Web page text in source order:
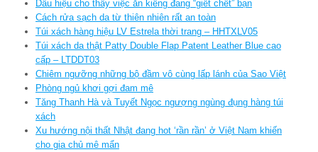
Dấu hiệu cho thấy việc ăn kiêng đang “giết chết” bạn
Cách rửa sạch da từ thiên nhiên rất an toàn
Túi xách hàng hiệu LV Estrela thời trang – HHTXLV05
Túi xách da thật Patty Double Flap Patent Leather Blue cao
cấp – LTDDT03
Chiêm ngưỡng những bộ đầm vô cùng lấp lánh của Sao Việt
Phòng ngủ khơi gợi đam mê
Tăng Thanh Hà và Tuyết Ngọc ngượng ngùng đụng hàng túi
xách
Xu hướng nội thất Nhật đang hot ‘rần rần’ ở Việt Nam khiến
cho gia chủ mê mẩn